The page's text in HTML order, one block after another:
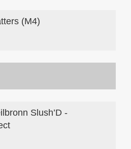
(M4)
Slush’D -